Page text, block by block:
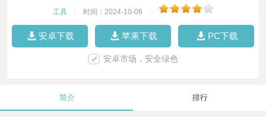
工具 时间：2024-10-06
安卓下载 苹果下载 PC下载
安卓市场，安全绿色
简介 排行